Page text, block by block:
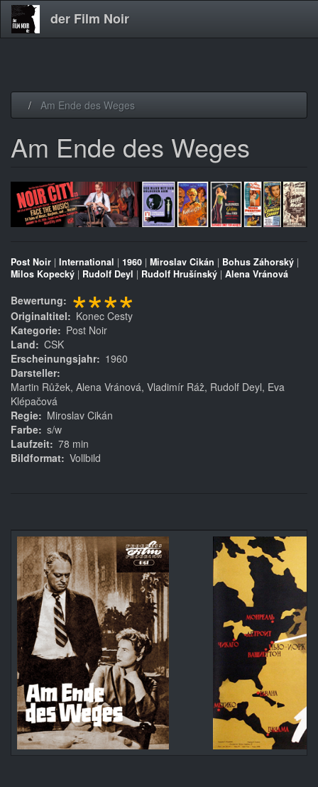
der Film Noir
Am Ende des Weges
Am Ende des Weges
Post Noir | International | 1960 | Miroslav Cikán | Bohus Záhorský |
Milos Kopecký | Rudolf Deyl | Rudolf Hrušínský | Alena Vránová
Bewertung ****
Originaltitel
Konec Cesty
Kategorie
Post Noir
Land
CSK
Erscheinungsjahr
1960
Darsteller
Martin Růžek, Alena Vránová, Vladimír Ráẑ, Rudolf Deyl, Eva
Klépačová
Regie
Miroslav Cikán
Farbe s/w
Laufzeit 78 min
Bildformat Vollbild